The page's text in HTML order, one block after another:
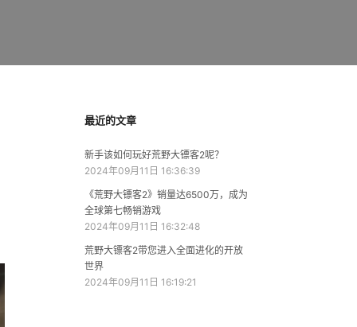
最近的文章
新手该如何玩好荒野大镖客2呢？
2024年09月11日 16:36:39
《荒野大镖客2》销量达6500万，成为
全球第七畅销游戏
2024年09月11日 16:32:48
荒野大镖客2带您进入全面进化的开放
世界
2024年09月11日 16:19:21